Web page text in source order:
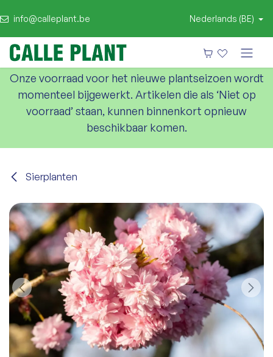
info@calleplant.be Nederlands (BE)
Onze voorraad voor het nieuwe plantseizoen wordt
momenteel bijgewerkt. Artikelen die als ‘Niet op
voorraad’ staan, kunnen binnenkort opnieuw
beschikbaar komen.
Sierplanten